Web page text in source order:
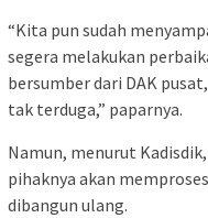
“Kita pun sudah
segera melakukan
bersumber dari DAK
tak terduga,” paparnya.
Namun, menurut
pihaknya akan
dibangun ulang.